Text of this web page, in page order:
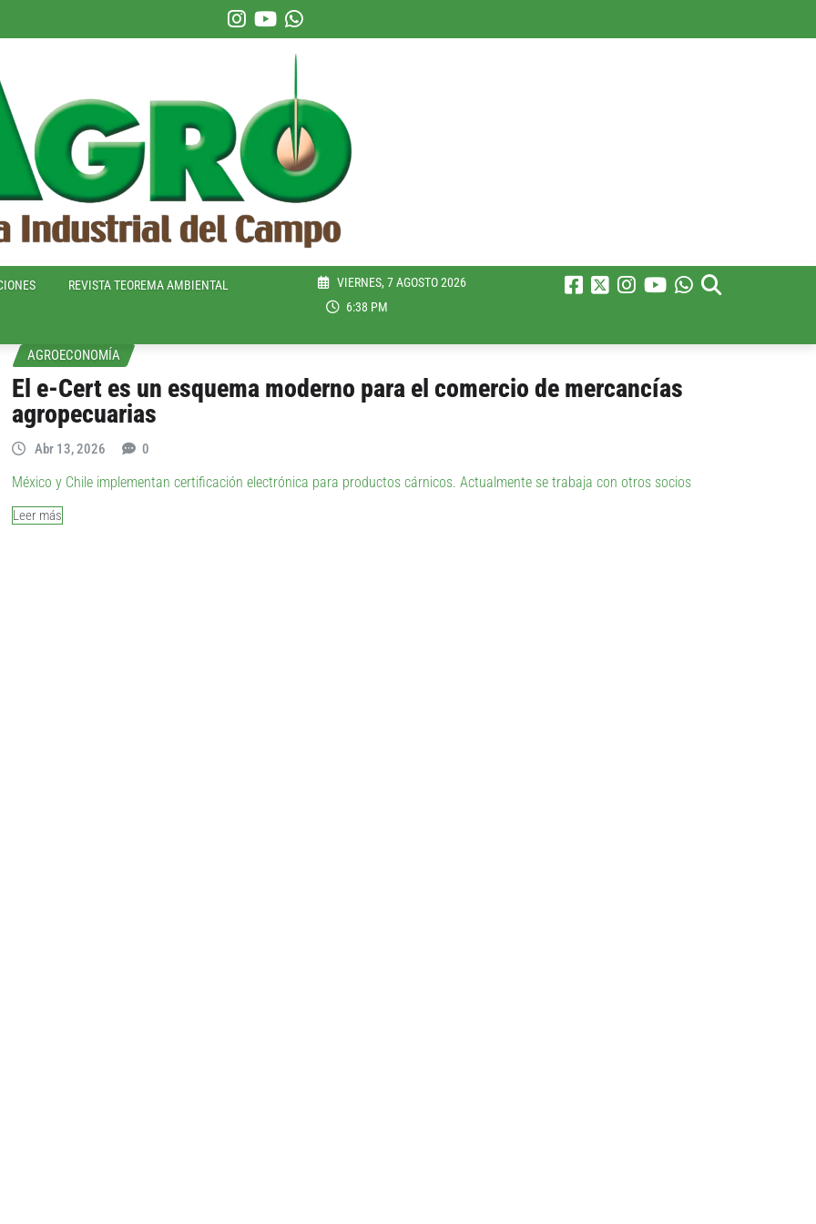
REVISTA TEOREMA AMBIENTAL
VIERNES, 7 AGOSTO 2026
6:38 PM
AGROECONOMÍA
El e-Cert es un esquema moderno para el comercio de mercancías
agropecuarias
Abr 13, 2026 0
México y Chile implementan certificación electrónica para productos cárnicos. Actualmente se trabaja con otros socios
Leer más